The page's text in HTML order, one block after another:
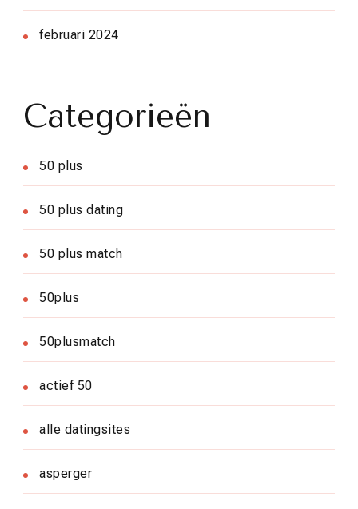
februari 2024
Categorieën
50 plus
50 plus dating
50 plus match
50plus
50plusmatch
actief 50
alle datingsites
asperger